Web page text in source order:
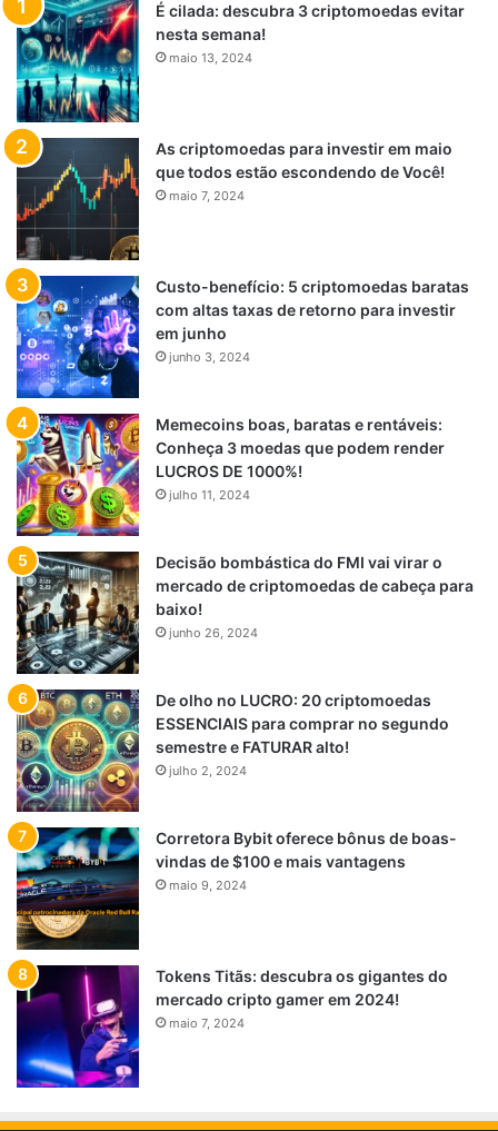
É cilada: descubra 3 criptomoedas evitar
nesta semana!
maio 13, 2024
As criptomoedas para investir em maio
que todos estão escondendo de Você!
maio 7, 2024
Custo-benefício: 5 criptomoedas baratas
com altas taxas de retorno para investir
em junho
junho 3, 2024
Memecoins boas, baratas e rentáveis:
Conheça 3 moedas que podem render
LUCROS DE 1000%!
julho 11, 2024
Decisão bombástica do FMI vai virar o
mercado de criptomoedas de cabeça para
baixo!
junho 26, 2024
De olho no LUCRO: 20 criptomoedas
ESSENCIAIS para comprar no segundo
semestre e FATURAR alto!
julho 2, 2024
Corretora Bybit oferece bônus de boas-
vindas de $100 e mais vantagens
maio 9, 2024
Tokens Titãs: descubra os gigantes do
mercado cripto gamer em 2024!
maio 7, 2024